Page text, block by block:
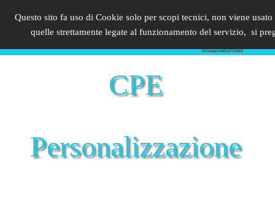
Questo sito fa uso di Cookie solo per scopi tecnici, non viene
quelle strettamente legate al funzionamento del servizio, si
PRODOTTIPERISP.IT
CPE
Personalizzazione